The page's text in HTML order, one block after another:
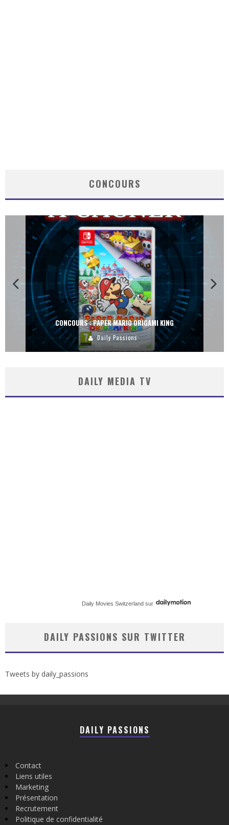
CONCOURS
CONCOURS : PAPER MARIO ORIGAMI KING
Daily Passions
DAILY MEDIA TV
Daily Movies Switzerland sur
DAILY PASSIONS SUR TWITTER
Tweets by daily_passions
DAILY PASSIONS
Contact
Liens utiles
Marketing
Présentation
Recrutement
Politique de confidentialité